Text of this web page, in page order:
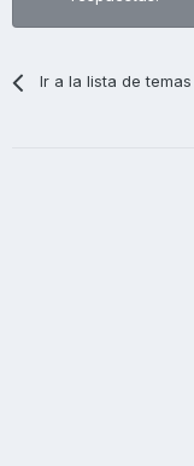
Ir a la lista de temas